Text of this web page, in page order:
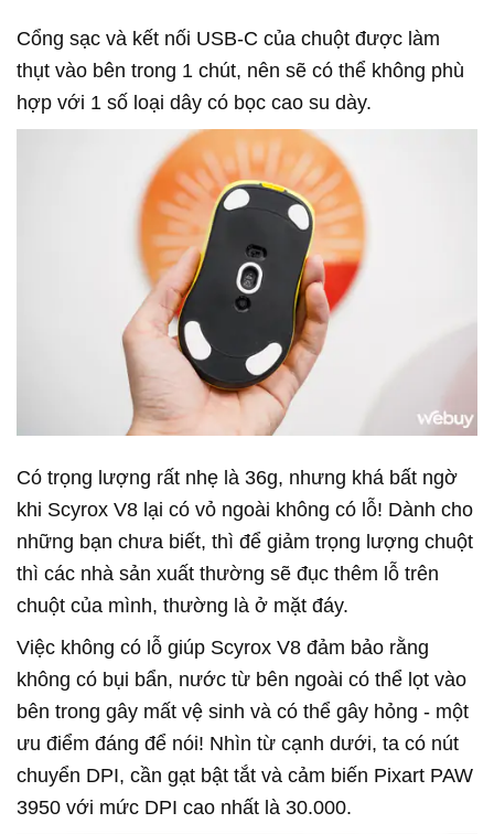
Cổng sạc và kết nối USB-C của chuột được làm
thụt vào bên trong 1 chút, nên sẽ có thể không phù
hợp với 1 số loại dây có bọc cao su dày.
Có trọng lượng rất nhẹ là 36g, nhưng khá bất ngờ
khi Scyrox V8 lại có vỏ ngoài không có lỗ! Dành cho
những bạn chưa biết, thì để giảm trọng lượng chuột
thì các nhà sản xuất thường sẽ đục thêm lỗ trên
chuột của mình, thường là ở mặt đáy.
Việc không có lỗ giúp Scyrox V8 đảm bảo rằng
không có bụi bẩn, nước từ bên ngoài có thể lọt vào
bên trong gây mất vệ sinh và có thể gây hỏng - một
ưu điểm đáng để nói! Nhìn từ cạnh dưới, ta có nút
chuyển DPI, cần gạt bật tắt và cảm biến Pixart PAW
3950 với mức DPI cao nhất là 30.000.